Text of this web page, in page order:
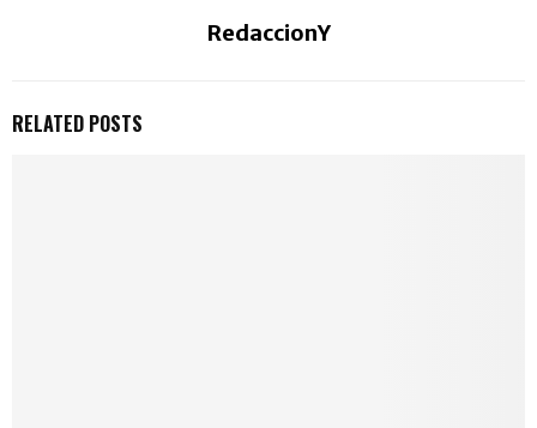
RedaccionY
RELATED POSTS